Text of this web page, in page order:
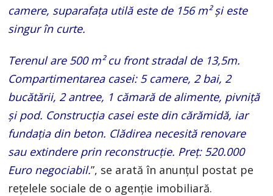
camere, suparafața utilă este de 156 m² și este
singur în curte.
Terenul are 500 m² cu front stradal de 13,5m.
Compartimentarea casei: 5 camere, 2 bai, 2
bucătării, 2 antree, 1 cămară de alimente, pivniță
și pod. Construcția casei este din cărămidă, iar
fundația din beton. Clădirea necesită renovare
sau extindere prin reconstrucție. Preț: 520.000
Euro negociabil.”, se arată în anunțul postat pe
rețelele sociale de o agenție imobiliară.